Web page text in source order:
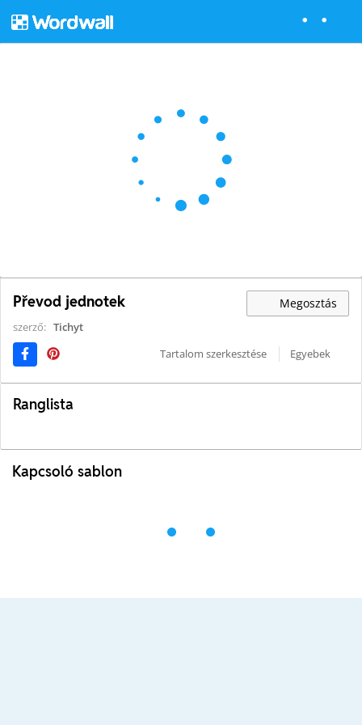
Převod jednotek Megosztás
szerző: Tichyt
Tartalom szerkesztése
Egyebek
Ranglista
Kapcsoló sablon